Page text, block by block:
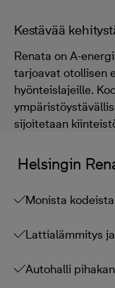
Kestävää
Renata on A-
tarjoavat otollisen
hyönteislajeille.
sijoitetaan
Helsingin
Monista
Lattialämmitys
Autohalli